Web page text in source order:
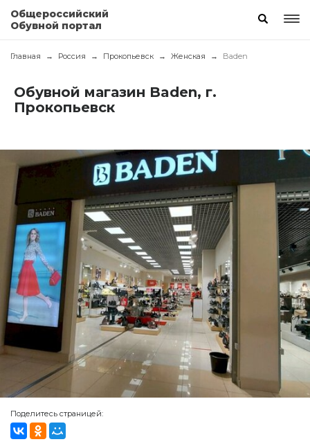
Общероссийский
Обувной портал
Главная Россия Прокопьевск Женская Baden
Обувной магазин Baden, г.
Прокопьевск
Поделитесь страницей: